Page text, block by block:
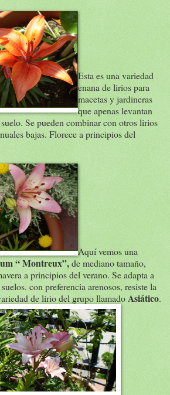
Esta es una variedad
enana de lirios para
macetas y jardineras
que apenas levantan
Se pueden combinar con otros lirios
bajas. Florece a principios del
Aquí vemos una
“ Montreux”,de mediano tamaño,
a principios del verano. Se adapta a
con preferencia arenosos, resiste la
de lirio del grupo llamadoAsiático.